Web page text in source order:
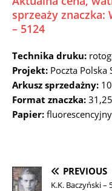
sprzeaży
– 5124
Technika druku:
Projekt: Poczta Polska
Arkusz sprzedażny:
Format znaczka:
Papier: fluorescencyjny
PREVIOUS
K.K. Baczyński –